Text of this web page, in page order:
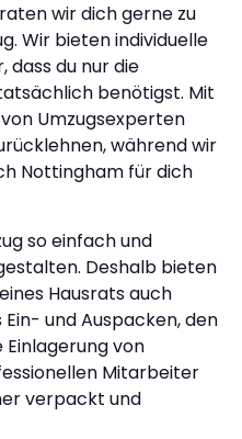
wir dich gerne zu
Wir bieten individuelle
dass du nur die
benötigst. Mit
Umzugsexperten
während wir
Nottingham für dich
so einfach und
Deshalb bieten
Hausrats auch
und Auspacken, den
von
Mitarbeiter
verpackt und